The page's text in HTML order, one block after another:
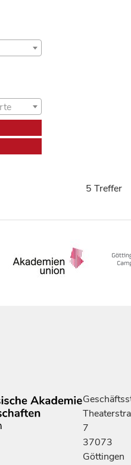
5 Treffer
7
37073
Göttingen